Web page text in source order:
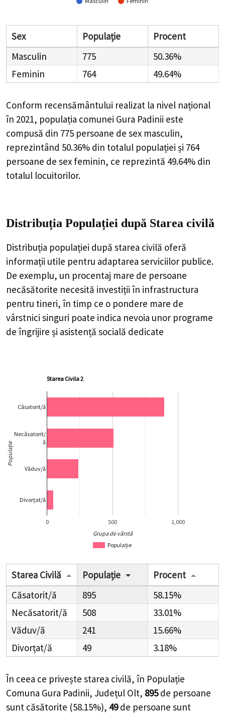
Sex Populație
Procent
Masculin
775
50.36%
Feminin
764 49.64%
Conform recensământului realizat la nivel național
în 2021, populația comunei Gura Padinii este
compusă din 775 persoane de sex masculin,
reprezintând 50.36% din totalul populației și 764
persoane de sex feminin, ce reprezintă 49.64% din
totalul locuitorilor.
Distribuția Populației după Starea civilă
Distribuția populației după starea civilă oferă
informații utile pentru adaptarea serviciilor publice.
De exemplu, un procentaj mare de persoane
necăsătorite necesită investiții în infrastructura
pentru tineri, în timp ce o pondere mare de
vârstnici singuri poate indica nevoia unor programe
de îngrijire și asistență socială dedicate
Starea Civila 2
Populație
0 500 1,000
Căsatorit/ă
Necăsatorit/
ă
Văduv/ă
Divorțat/ă
Grupa de vârstă
Populație
Starea Civilă Populație
Procent
Căsatorit/ă
895
58.15%
Necăsatorit/ă
508
33.01%
Văduv/ă
241
15.66%
Divorțat/ă
49 3.18%
În ceea ce privește starea civilă, în Populație
Comuna Gura Padinii, Județul Olt, 895 de persoane
sunt căsătorite (58.15%), 49 de persoane sunt